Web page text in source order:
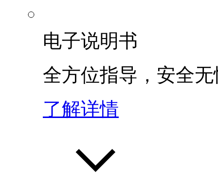
电子说明书
全方位指导，安全
了解详情